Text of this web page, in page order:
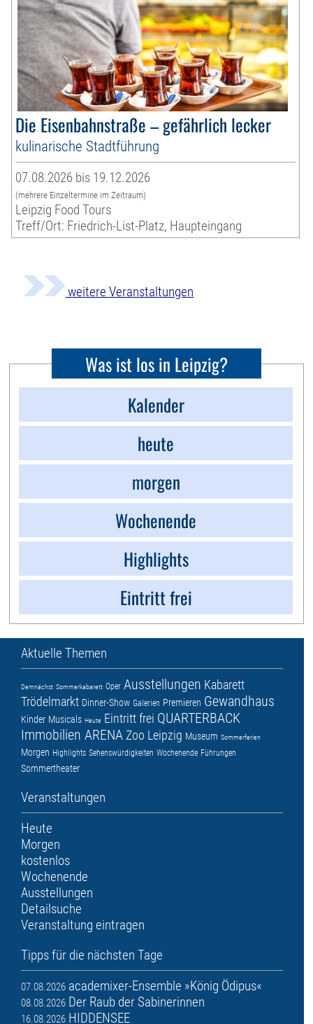
Die Eisenbahnstraße – gefährlich lecker
kulinarische Stadtführung
07.08.2026 bis 19.12.2026
(mehrere Einzeltermine im Zeitraum)
Leipzig Food Tours
Treff/Ort: Friedrich-List-Platz, Haupteingang
weitere Veranstaltungen
Was ist los in Leipzig?
Kalender
heute
morgen
Wochenende
Highlights
Eintritt frei
Aktuelle Themen
Demnächst Sommerkabarett Oper Ausstellungen Kabarett
Trödelmarkt Dinner-Show Galerien Premieren Gewandhaus
Kinder Musicals Heute Eintritt frei QUARTERBACK
Immobilien ARENAZoo Leipzig Museum Sommerferien
Morgen Highlights Sehenswürdigkeiten Wochenende Führungen
Sommertheater
Veranstaltungen
Heute
Morgen
kostenlos
Wochenende
Ausstellungen
Detailsuche
Veranstaltung eintragen
Tipps für die nächsten Tage
07.08.2026 academixer-Ensemble »König Ödipus«
08.08.2026 Der Raub der Sabinerinnen
16.08.2026 HIDDENSEE